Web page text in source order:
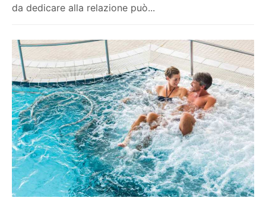
da dedicare alla relazione può...